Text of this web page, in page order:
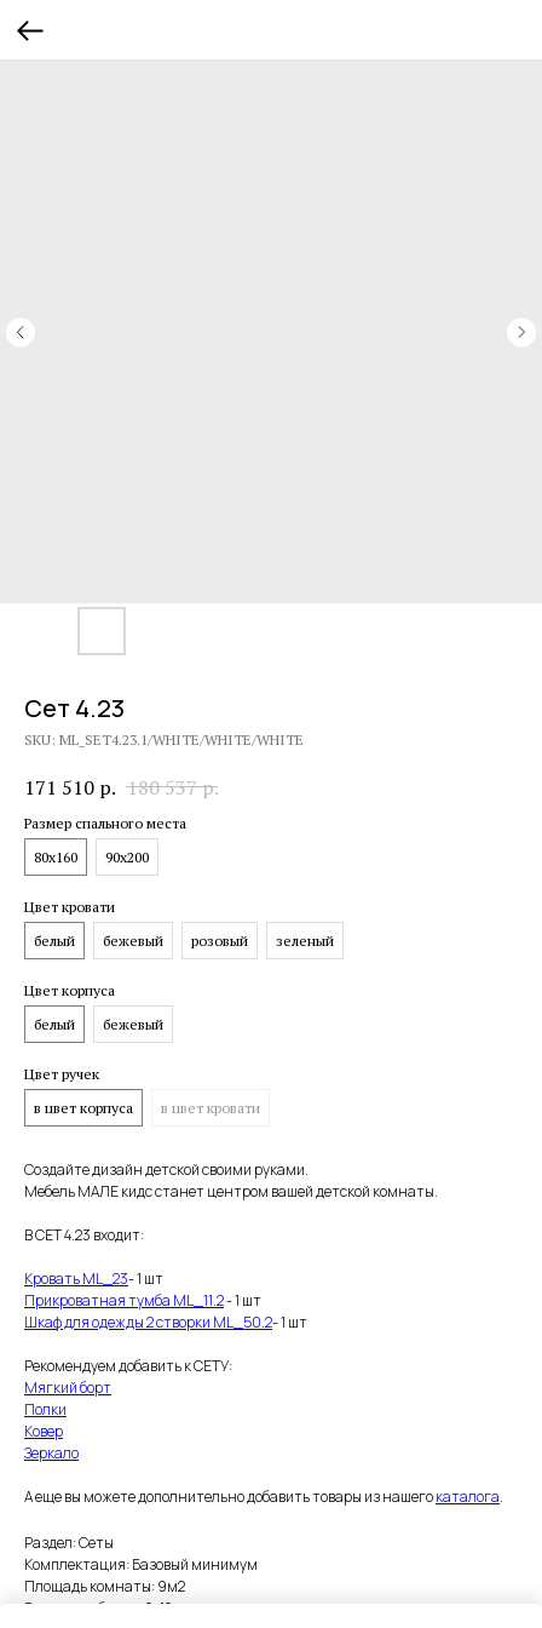
Сет 4.23
SKU: ML_SET4.23.1/WHITE/WHITE/WHITE
171 510 р. 180 537р.
Размер спального места
80х160
90х200
Цвет кровати
белый
бежевый розовый зеленый
Цвет корпуса
белый
бежевый
Цвет ручек
в цвет корпуса
в цвет кровати
Создайте дизайн детской своими руками.
Мебель МАЛЕ кидс станет центром вашей детской комнаты.
В СЕТ 4.23 входит:
Кровать ML_23- 1 шт
Прикроватная тумба ML_11.2- 1 шт
Шкаф для одежды 2 створки ML_50.2- 1 шт
Рекомендуем добавить к СЕТУ:
Мягкий борт
Полки
Ковер
Зеркало
А еще вы можете дополнительно добавить товары из нашегокаталога.
Раздел: Сеты
Комплектация: Базовый минимум
Площадь комнаты: 9м2
Возраст ребенка: 6-12 лет